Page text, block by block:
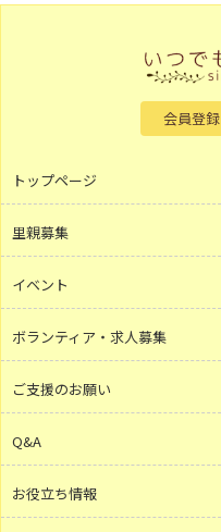
会員登録
トップページ
里親募集
イベント
ボランティア・求人募集
ご支援のお願い
Q&A
お役立ち情報